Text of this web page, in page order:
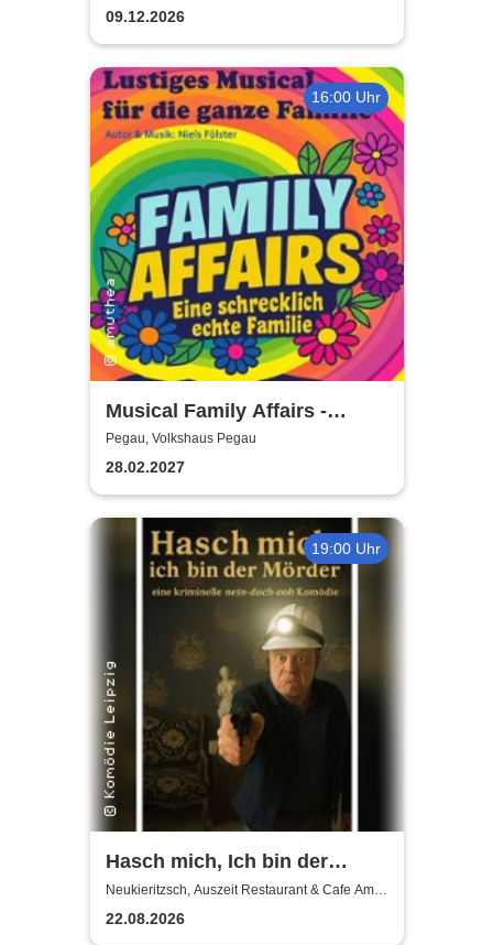
Sack und Rute
09.12.2026
16:00 Uhr
Musical Family Affairs -
präsentiert von AMuThea
Pegau, Volkshaus Pegau
28.02.2027
19:00 Uhr
Hasch mich, Ich bin der
Mörder | Auszeit
Neukieritzsch
Neukieritzsch, Auszeit Restaurant & Cafe Am
Schwanenpark
22.08.2026